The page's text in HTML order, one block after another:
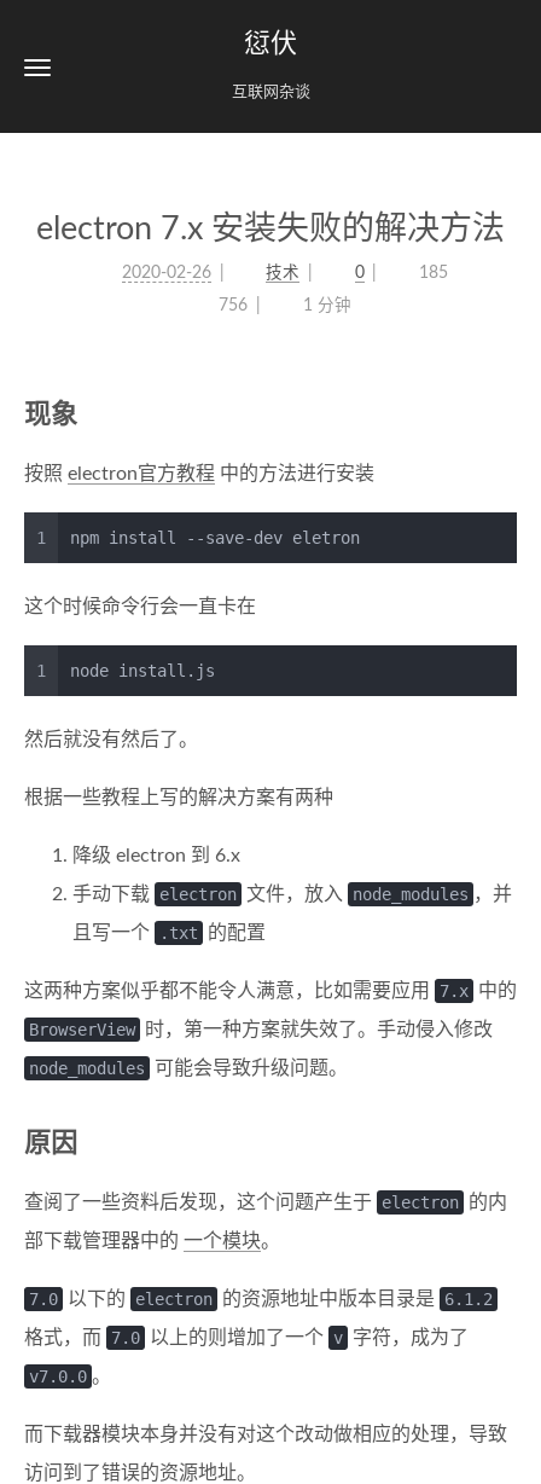
愆伏
互联网杂谈
electron 7.x 安装失败的解决方法
2020-02-26 技术 0
185
756
1 分钟
现象
按照 electron官方教程 中的方法进行安装
1 npm install --save-dev eletron
这个时候命令行会一直卡在
1 node install.js
然后就没有然后了。
根据一些教程上写的解决方案有两种
降级 electron 到 6.x
手动下载 electron 文件，放入 node_modules ，并
且写一个
.txt 的配置
这两种方案似乎都不能令人满意，比如需要应用 7.x 中的
BrowserView
时，第一种方案就失效了。手动侵入修改
node_modules
可能会导致升级问题。
原因
查阅了一些资料后发现，这个问题产生于 electron
的内
部下载管理器中的 一个模块。
7.0 以下的 electron 的资源地址中版本目录是
6.1.2
格式，而
7.0 以上的则增加了一个 v 字符，成为了
v7.0.0 。
而下载器模块本身并没有对这个改动做相应的处理，导致
访问到了错误的资源地址。